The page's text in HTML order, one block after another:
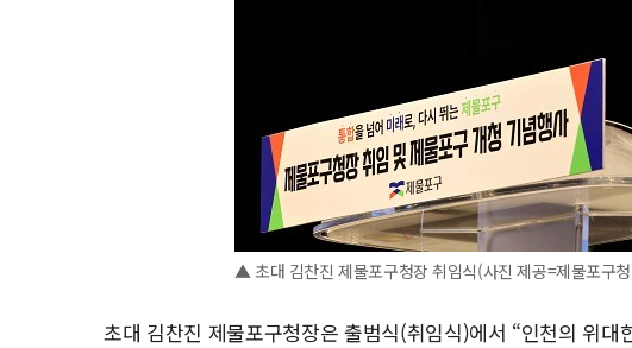
▲ 초대 김찬진 제물포구청장 취임식(사진 제공=제물포구
초대 김찬진 제물포구청장은 출범식(취임식)에서 “인천의 위